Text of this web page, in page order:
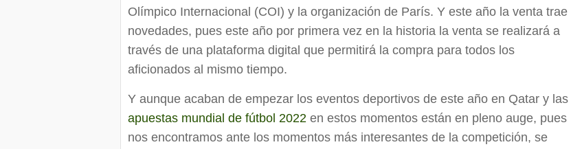
Olímpico Internacional (COI) y la organización de París. Y este año la venta trae
novedades, pues este año por primera vez en la historia la venta se realizará a
través de una plataforma digital que permitirá la compra para todos los
aficionados al mismo tiempo.
Y aunque acaban de empezar los eventos deportivos de este año en Qatar y las
apuestas mundial de fútbol 2022 en estos momentos están en pleno auge, pues
nos encontramos ante los momentos más interesantes de la competición, se